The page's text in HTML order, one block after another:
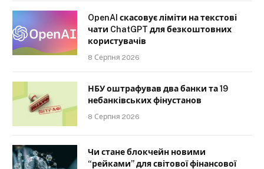
OpenAI скасовує ліміти на текстові
чати ChatGPT для безкоштовних
користувачів
8 Серпня 2026
НБУ оштрафував два банки та 19
небанківських фінустанов
8 Серпня 2026
Чи стане блокчейн новими
“рейками” для світової фінансової